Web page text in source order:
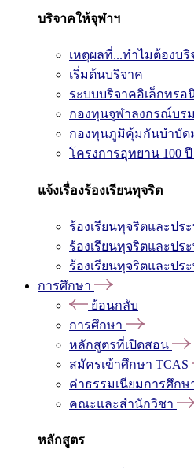
บริจาคให้จุฬาฯ
เหตุผลที่...ทำไมต้องบ
เริ่มต้นบริจาค
ระบบบริจาคอิเล็กทรอ
กองทุนจุฬาลงกรณ์บร
กองทุนภูมิคุ้มกันบำบัด
โครงการอุทยาน 100
แจ้งเรื่องร้องเรียนทุจริต
ร้องเรียนทุจริตและปร
ร้องเรียนทุจริตและปร
ร้องเรียนทุจริตและปร
การศึกษา
ย้อนกลับ
การศึกษา
หลักสูตรที่เปิดสอน
สมัครเข้าศึกษา TCAS
ค่าธรรมเนียมการศึกษ
คณะและสำนักวิชา
หลักสูตร